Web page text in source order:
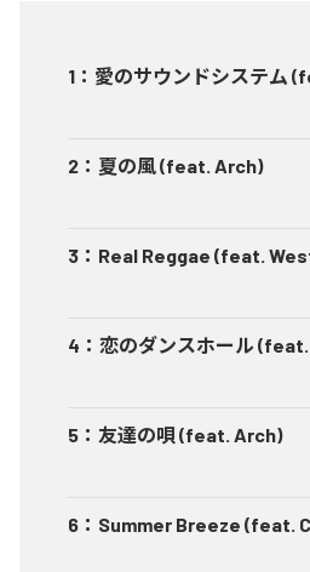
1 ： 愛のサウンドシステム
2 ： 夏の風 (feat. Arch)
3 ： Real Reggae (feat.
4 ： 恋のダンスホール
5 ： 友達の唄 (feat. Arch)
6 ： Summer Breeze (feat.